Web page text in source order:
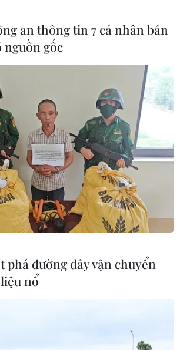
an thông tin 7 cá nhân bán
nguồn gốc
phá đường dây vận chuyển
nổ